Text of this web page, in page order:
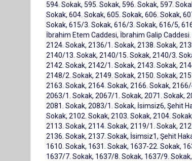
594. Sokak, 595. Sokak, 596. Sokak, 597.
Sokak, 604. Sokak, 605. Sokak, 606. Sokak,
Sokak, 615/3. Sokak, 616/3. Sokak, 616/5,
İbrahim Etem Caddesi, İbrahim Galip
2124. Sokak, 2136/1. Sokak, 2138. Sokak,
2140/13. Sokak, 2140/15. Sokak, 2140/3.
2142. Sokak, 2142/1. Sokak, 2143. Sokak,
2148/2. Sokak, 2149. Sokak, 2150. Sokak,
2163. Sokak, 2164. Sokak, 2166. Sokak,
2063/1. Sokak, 2067/1. Sokak, 2071. Sokak,
2081. Sokak, 2083/1. Sokak, İsimsiz6, Şehit
Sokak, 2102. Sokak, 2103. Sokak, 2104.
2113. Sokak, 2114. Sokak, 2119/1. Sokak,
2136. Sokak, 2137. Sokak, İsimsiz1, Şehit
1610. Sokak, 1631. Sokak, 1637-22. Sokak,
1637/7. Sokak, 1637/8. Sokak, 1637/9.